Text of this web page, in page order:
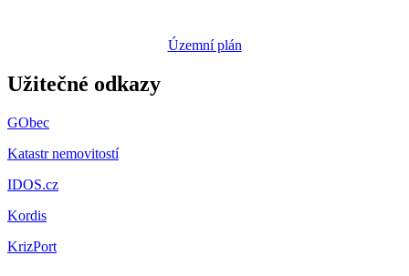
Územní plán
Užitečné odkazy
GObec
Katastr nemovitostí
IDOS.cz
Kordis
KrizPort